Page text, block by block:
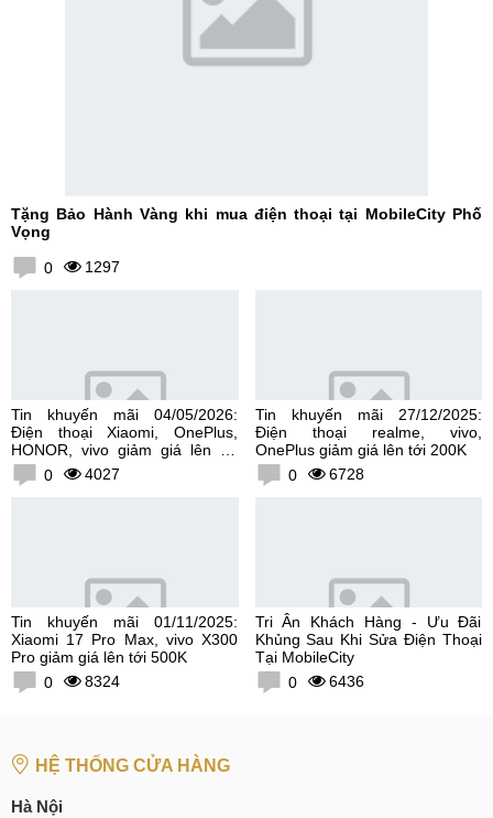
Tặng Bảo Hành Vàng khi mua điện thoại tại MobileCity Phố
Vọng
0 1297
Tin khuyến mãi 04/05/2026:
Điện thoại Xiaomi, OnePlus,
HONOR, vivo giảm giá lên tới
300K0 4027
Tin khuyến mãi 27/12/2025:
Điện thoại realme, vivo,
OnePlus giảm giá lên tới 200K
0
6728
Tin khuyến mãi 01/11/2025:
Xiaomi 17 Pro Max, vivo X300
Pro giảm giá lên tới 500K
0
8324
Tri Ân Khách Hàng - Ưu Đãi
Khủng Sau Khi Sửa Điện Thoại
Tại MobileCity
0
6436
HỆ THỐNG CỬA HÀNG
Hà Nội